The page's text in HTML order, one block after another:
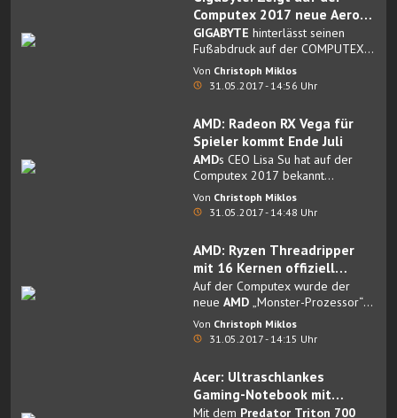
unter dem Label GALAX.
Computex 2017 neue Aero
Notebooks
GIGABYTE hinterlässt seinen
Fußabdruck auf der COMPUTEX
2017.
Von Christoph Miklos
31.05.2017 - 14:56 Uhr
AMD: Radeon RX Vega für
Spieler kommt Ende Juli
AMDs CEO Lisa Su hat auf der
Computex 2017 bekannt
gegeben, wann die
Vega für Spielererscheinen wird.
Von Christoph Miklos
31.05.2017 - 14:48 Uhr
AMD: Ryzen Threadripper
mit 16 Kernen offiziell
enthüllt
Auf der Computex wurde der
neue AMD „Monster-Prozessor“
mit 16 Kernen „Ryzen
Threadripper “ enthüllt.
Von Christoph Miklos
31.05.2017 - 14:15 Uhr
Acer: Ultraschlankes
Gaming-Notebook mit
GeForce GTX 1080 und Alu-
Mit dem Predator Triton 700